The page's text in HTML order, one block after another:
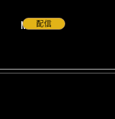
NEWS配信